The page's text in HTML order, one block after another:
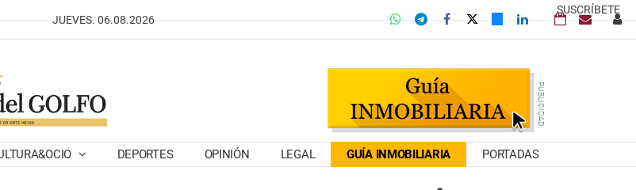
SUSCRÍBETE
JUEVES. 06.08.2026
DEPORTES OPINIÓN LEGAL GUÍA INMOBILIARIA PORTADAS